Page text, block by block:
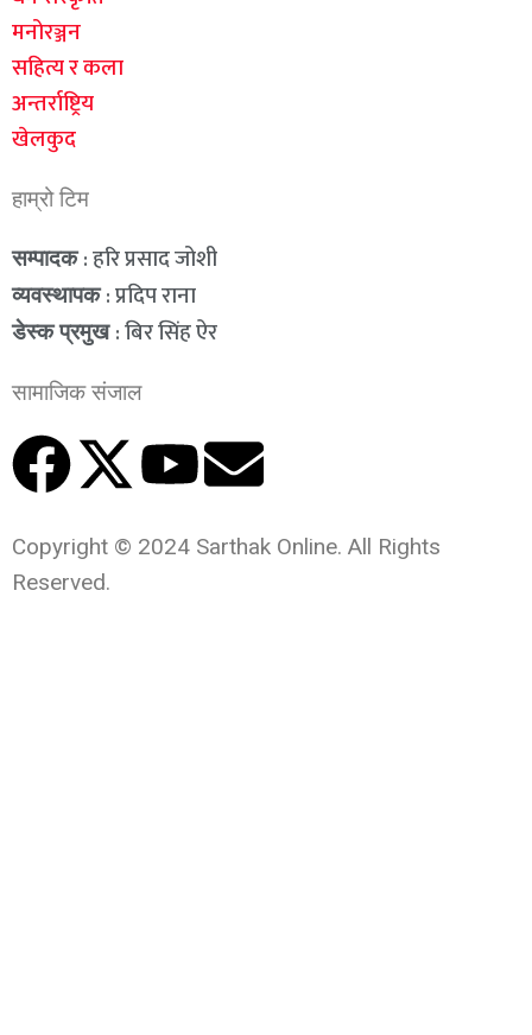
मनोरञ्जन
सहित्य र कला
अन्तर्राष्ट्रिय
खेलकुद
हाम्रो टिम
सम्पादक: हरि प्रसाद जोशी
व्यवस्थापक: प्रदिप राना
डेस्क प्रमुख : बिर सिंह ऐर
सामाजिक संजाल
Copyright © 2024 Sarthak Online. All Rights
Reserved.